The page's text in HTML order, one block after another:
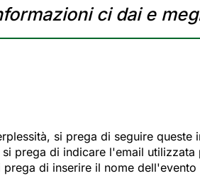
ci dai e
si prega di seguire queste
prega di indicare l'email utilizzata
di inserire il nome